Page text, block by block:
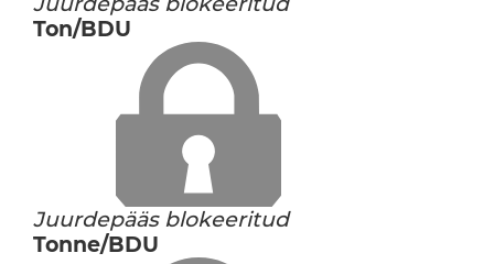
Ton/BDU
Juurdepääs blokeeritud
Tonne/BDU